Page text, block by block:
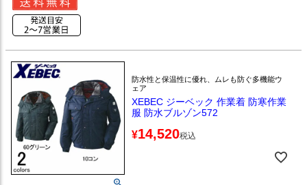
防水性と保温性に優れ、ムレも防ぐ多機能ウ
ェア
XEBEC ジーベック 作業着 防寒作業
服 防水ブルゾン572
¥14,520税込